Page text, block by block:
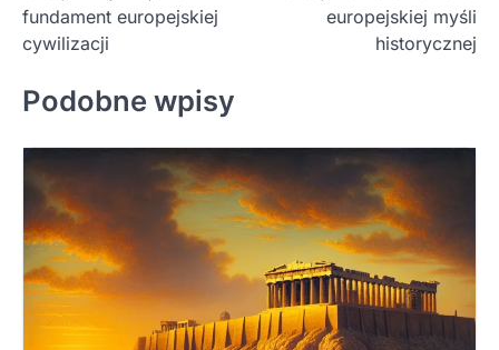
fundament europejskiej
cywilizacji
europejskiej myśli
historycznej
Podobne wpisy